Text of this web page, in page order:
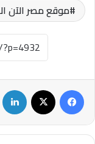
موقع مصر الآن
فيسبوك